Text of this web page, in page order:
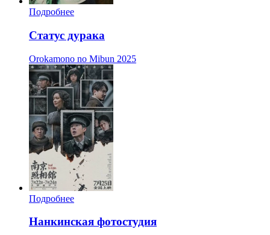
Подробнее
Статус дурака
Orokamono no Mibun 2025
Подробнее
Нанкинская фотостудия